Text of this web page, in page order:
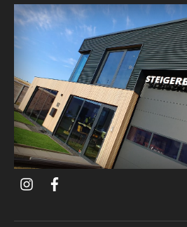
i
t
f
e